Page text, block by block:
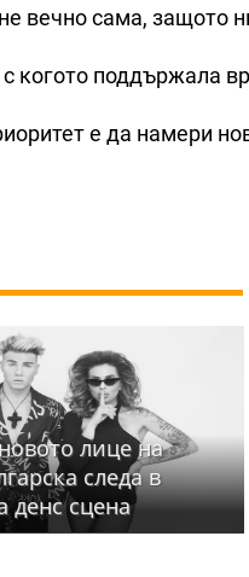
вечно сама, защото
с когото поддържала
е да намери
лице на
следа в
денс сцена